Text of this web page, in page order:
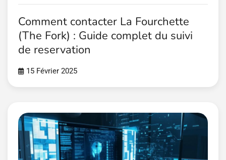
Comment contacter La Fourchette
(The Fork) : Guide complet du suivi
de reservation
15 Février 2025